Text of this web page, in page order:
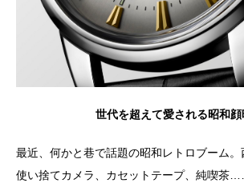
世代を超えて愛される昭和顔
最近、何かと巷で話題の昭和レトロブーム。
使い捨てカメラ、カセットテープ、純喫